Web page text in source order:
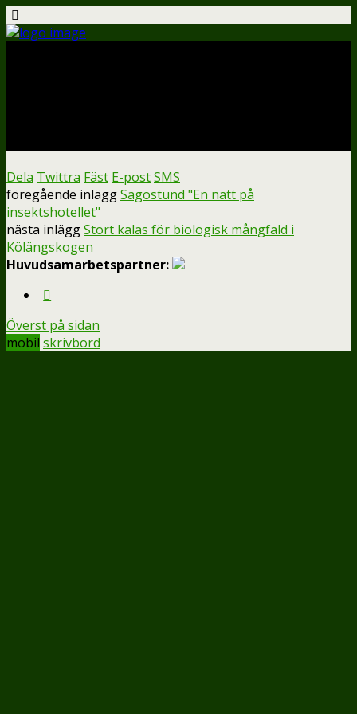
Dela Twittra Fäst E-postSMS
föregående inläggSagostund "En natt på
insektshotellet"
nästa inläggStort kalas för biologisk mångfald i
Kölängskogen
Huvudsamarbetspartner:
Överst på sidan
mobil skrivbord